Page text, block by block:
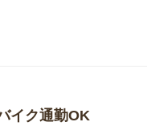
イク通勤OK